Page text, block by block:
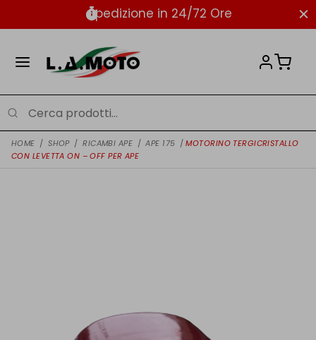
Spedizione in 24/72 Ore
HOME / SHOP / RICAMBI APE / APE 175 / MOTORINO TERGICRISTALLO
CON LEVETTA ON – OFF PER APE